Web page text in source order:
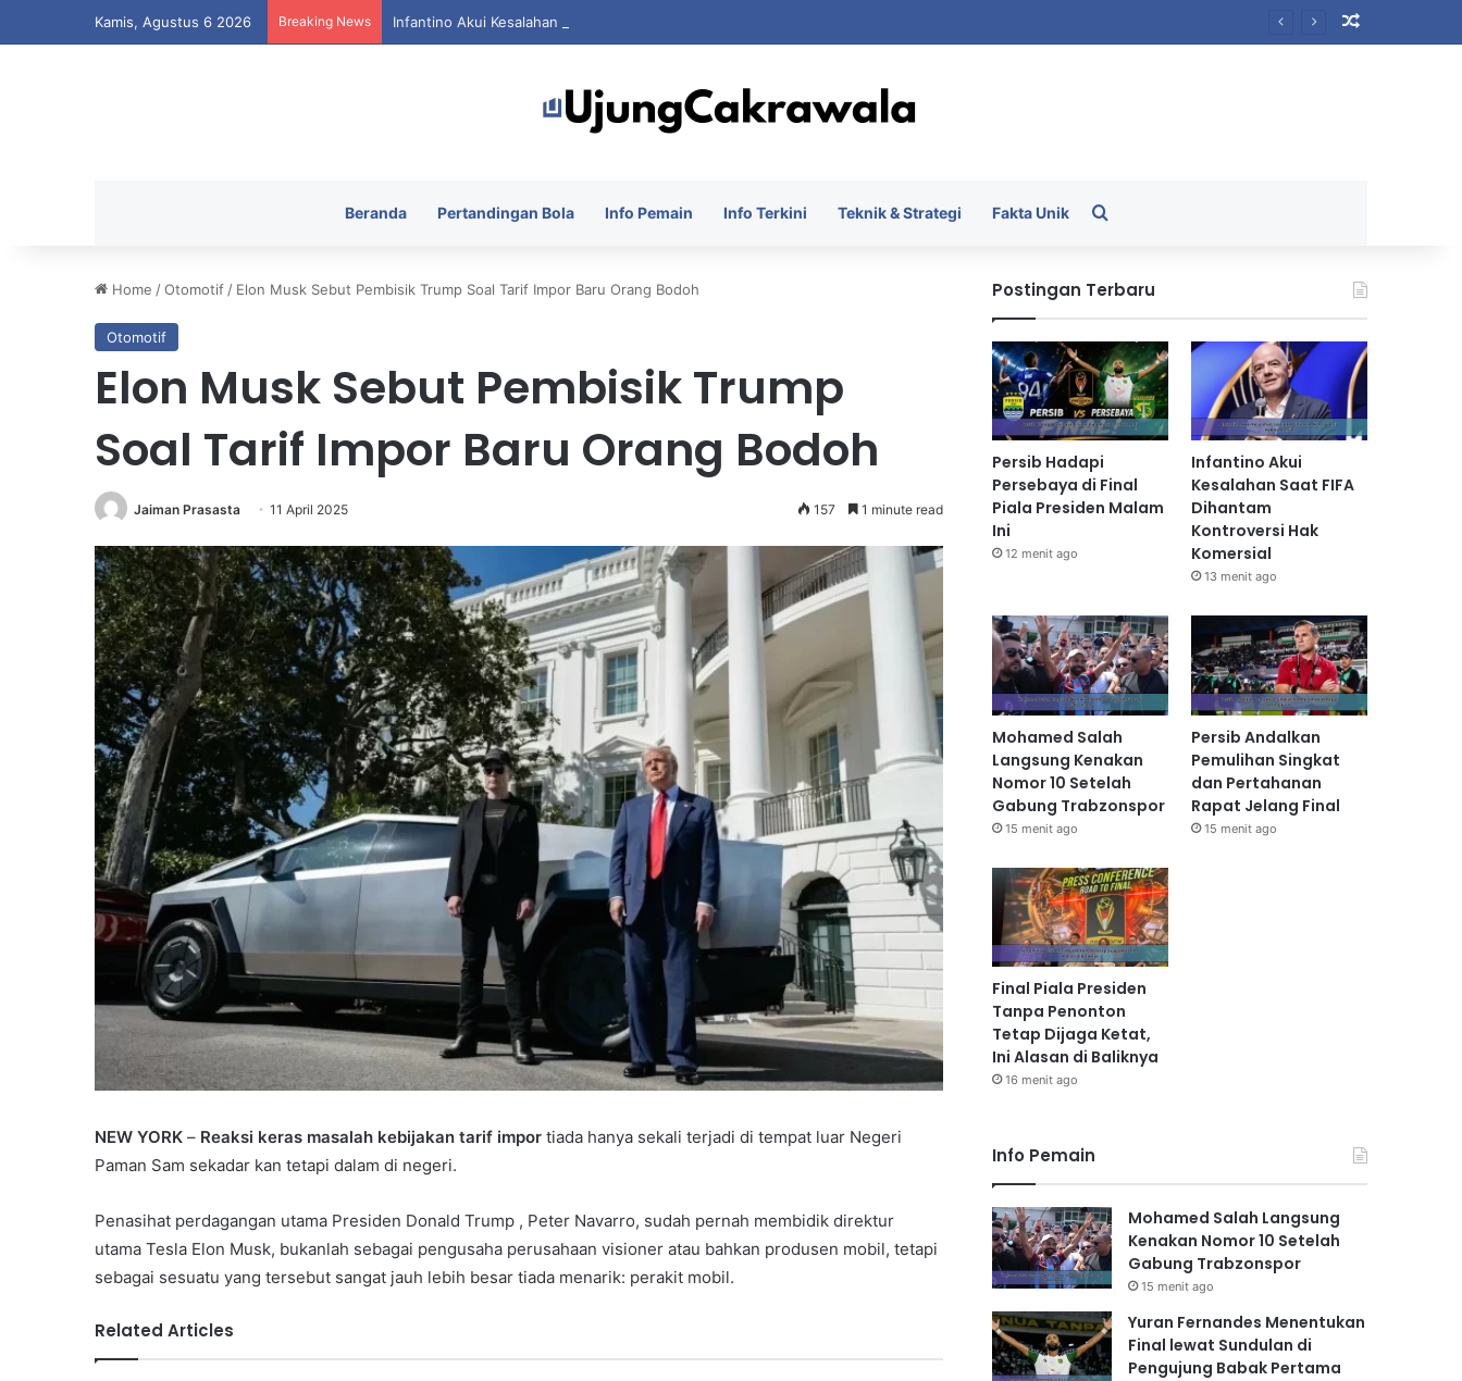
Kamis, Agustus 6 2026 Breaking News Infantino Akui Kesalahan Saat FIFA Dihantam Kontroversi Hak Komersial
Beranda Pertandingan Bola Info Pemain Info Terkini Teknik & Strategi Fakta Unik
Home /Otomotif / Elon Musk Sebut Pembisik Trump Soal Tarif Impor Baru Orang Bodoh
Otomotif
Elon Musk Sebut Pembisik Trump
Soal Tarif Impor Baru Orang Bodoh
Jaiman Prasasta 11 April 2025 157 1 minute read
NEW YORK – Reaksi keras masalah kebijakan tarif impor tiada hanya sekali terjadi di tempat luar Negeri
Paman Sam sekadar kan tetapi dalam di negeri.
Penasihat perdagangan utama Presiden Donald Trump , Peter Navarro, sudah pernah membidik direktur
utama Tesla Elon Musk, bukanlah sebagai pengusaha perusahaan visioner atau bahkan produsen mobil, tetapi
sebagai sesuatu yang tersebut sangat jauh lebih besar tiada menarik: perakit mobil.
Related Articles
Postingan Terbaru
Persib Hadapi
Persebaya di Final
Piala Presiden Malam
Ini
12 menit ago
Infantino Akui
Kesalahan Saat FIFA
Dihantam
Kontroversi Hak
Komersial
13 menit ago
Mohamed Salah
Langsung Kenakan
Nomor 10 Setelah
Gabung Trabzonspor
15 menit ago
Persib Andalkan
Pemulihan Singkat
dan Pertahanan
Rapat Jelang Final
15 menit ago
Final Piala Presiden
Tanpa Penonton
Tetap Dijaga Ketat,
Ini Alasan di Baliknya
16 menit ago
Info Pemain
Mohamed Salah Langsung
Kenakan Nomor 10 Setelah
Gabung Trabzonspor
15 menit ago
Yuran Fernandes Menentukan
Final lewat Sundulan di
Pengujung Babak Pertama